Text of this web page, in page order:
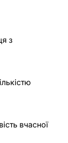
з
вчасної